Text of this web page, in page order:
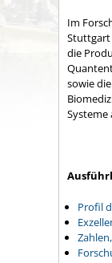
Im
Stuttgart
die
sowie
Systeme
Profil